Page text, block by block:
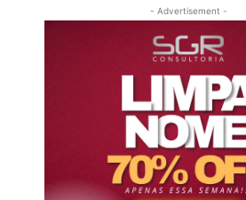
- Advertisement -